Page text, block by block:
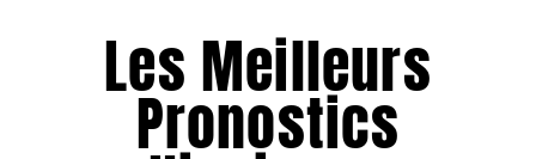
Les Meilleurs
Pronostics